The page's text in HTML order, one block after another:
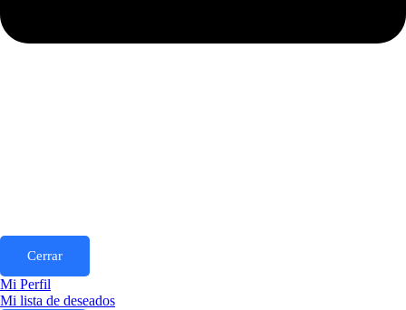
Cerrar
Mi Perfil
Mi lista de deseados